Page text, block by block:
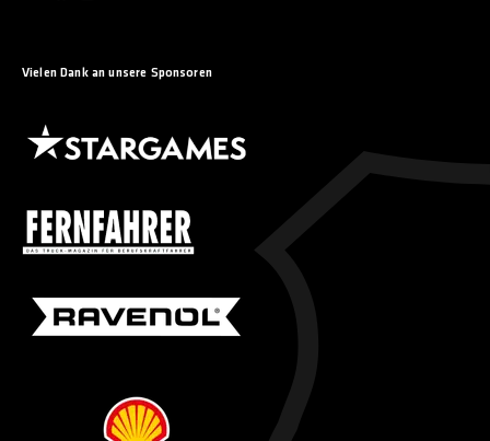
Vielen Dank an unsere Sponsoren